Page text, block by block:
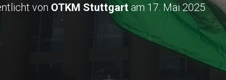
von OTKM Stuttgart am 17. Mai 2025